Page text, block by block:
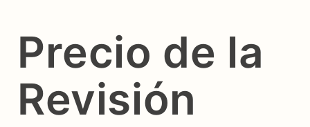
Precio de la
Revisión